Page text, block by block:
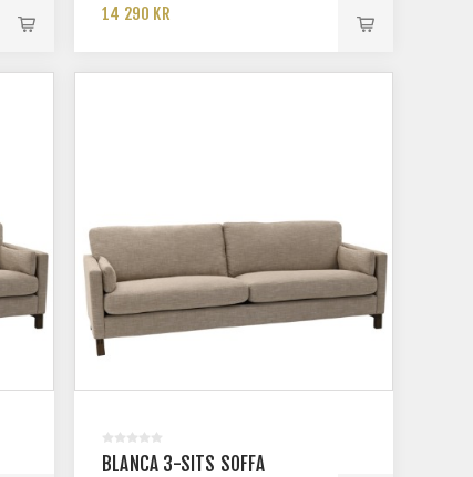
14 290 KR
BLANCA 3-SITS SOFFA